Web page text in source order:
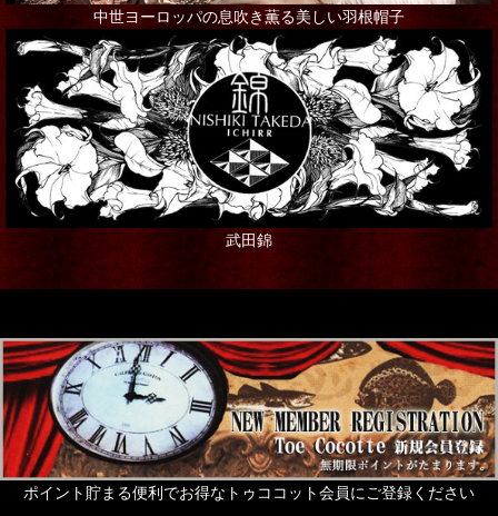
中世ヨーロッパの息吹き薫る美しい羽根帽子
武田錦
ポイント貯まる便利でお得なトゥココット会員にご登録ください